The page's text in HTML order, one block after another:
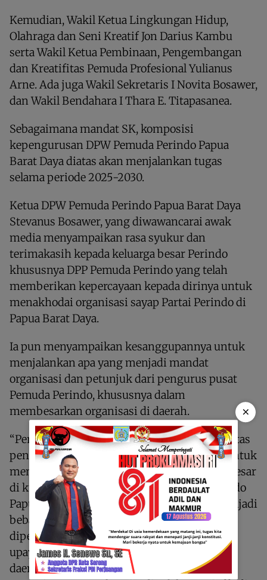
Kemudian, Wakil Ketua Lingkungan Hidup,
Olahraga dan Seni Kreatif Jon Darius Kambu
serta Wakil Ketua Pembinaan, Pengembangan
dan Kreatifitas Pemuda Profesional Yulianus
Arne. Ada juga Wakil Sekretaris I Novita Bosawer,
dan Wakil Bendahara I Thara E. Titapasanea.
Sebagaimana mandat SK, komposisi
kepengurusan DPW Pemuda Perindo Papua
Barat Daya diatas akan menjalankan tugas
selama periode 2025-2030.
Ketua DPW Pemuda Perindo Papua Barat Daya
Stevanus Bosawer, yang diwawancarai awak
media menyampaikan rasa syukur dan
terimakasih kepada keluarga besar Perindo
khususnya DPP Pemuda Perindo yang telah
memberikan kepercayaan kepada dirinya untuk
menakhodai organisasi sayap Partai Perindo di
Papua Barat Daya.
Ia pun menyampaikan kesanggupannya untuk
menjalankan apa yang menjadi mandat
organisasi dan petunjuk dari pengurus pusat
Pemuda Perindo, khususnya dalam
membesarkan organisasi di daerah.
“Pertama saya menyampaikan terimakasih atas
penghargaan yang diberikan kepada kami untuk
menakhodai salah satu organisasi sayap terbesar
di kubuh Partai Perindo yakni Pemuda Perindo
Papua Barat Daya. Tentu kepercayaan ini menjadi
beban moril bagi kami untuk
dipertanggungjawabkan, khususnya dalam
upaya bersama membesarkan organisasi di
daerah,” ujar Bosawer saat diwawancarai usai
×